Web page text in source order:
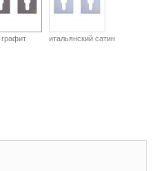
графит итальянский сатин